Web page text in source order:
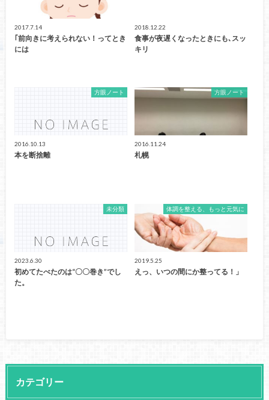
2017.7.14
｢前向きに考えられない！ってとき
には
2018.12.22
食事が夜遅くなったときにも､スッ
キリ
方眼ノート
2016.10.13
本を断捨離
方眼ノート
2016.11.24
札幌
未分類
2023.6.30
初めてたべたのは“〇〇巻き”でし
た。
体調を整える、もっと元気に
2019.5.25
えっ、いつの間にか整ってる！」
カテゴリー